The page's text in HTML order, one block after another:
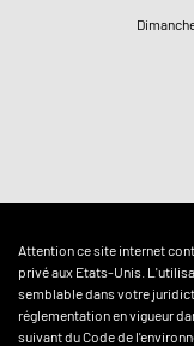
Attention ce site internet
privé aux Etats-Unis.
semblable dans votre
réglementation en vigueur
suivant du Code de